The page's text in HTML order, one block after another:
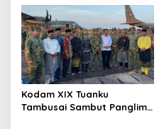
Tambusai Percepat
Penguatan Satuan
Kodam XIX Tuanku
Tambusai Sambut Panglima